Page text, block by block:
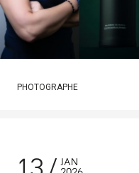
PHOTOGRAPHE
13 JAN